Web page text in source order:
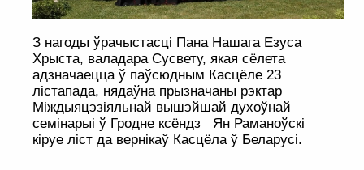
З нагоды ўрачыстасці Пана Нашага Езуса
Хрыста, валадара Сусвету, якая сёлета
адзначаецца ў паўсюдным Касцёле 23
лістапада, нядаўна прызначаны рэктар
Міждыяцэзіяльнай вышэйшай духоўнай
семінарыі ў Гродне ксёндз Ян Раманоўскі
кіруе ліст да вернікаў Касцёла ў Беларусі.